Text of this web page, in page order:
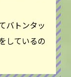
バトンタッ
しているの